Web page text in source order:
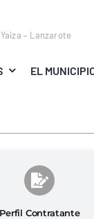
– Lanzarote
EL
Perfil Contratante